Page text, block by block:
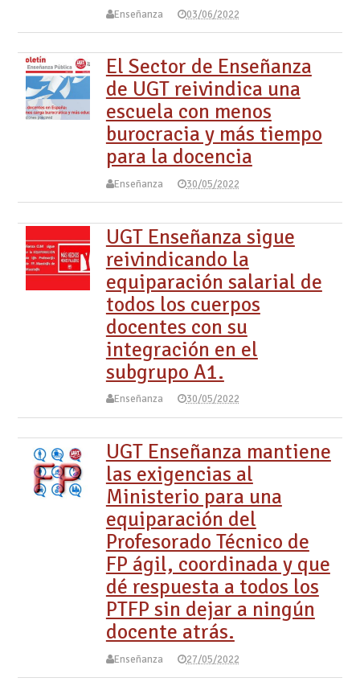
Enseñanza 03/06/2022
El Sector de Enseñanza
de UGT reivindica una
escuela con menos
burocracia y más tiempo
para la docencia
Enseñanza 30/05/2022
UGT Enseñanza sigue
reivindicando la
equiparación salarial de
todos los cuerpos
docentes con su
integración en el
subgrupo A1.
Enseñanza 30/05/2022
UGT Enseñanza mantiene
las exigencias al
Ministerio para una
equiparación del
Profesorado Técnico de
FP ágil, coordinada y que
dé respuesta a todos los
PTFP sin dejar a ningún
docente atrás.
Enseñanza 27/05/2022